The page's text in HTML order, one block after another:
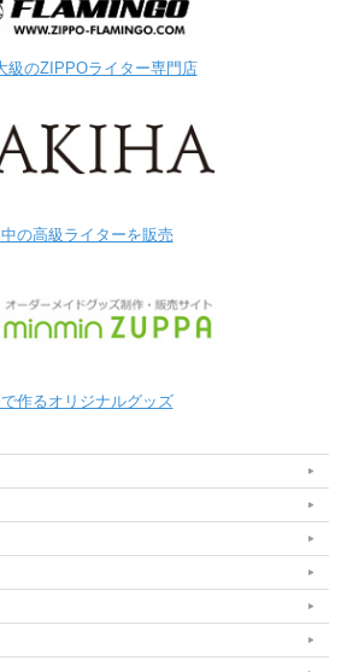
級のZIPPOライター専門店
の高級ライターを販売
作るオリジナルグッズ